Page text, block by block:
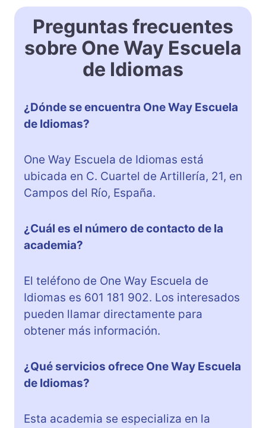
Preguntas frecuentes
sobre One Way Escuela
de Idiomas
¿Dónde se encuentra One Way Escuela
de Idiomas?
One Way Escuela de Idiomas está
ubicada en C. Cuartel de Artillería, 21, en
Campos del Río, España.
¿Cuál es el número de contacto de la
academia?
El teléfono de One Way Escuela de
Idiomas es 601 181 902. Los interesados
pueden llamar directamente para
obtener más información.
¿Qué servicios ofrece One Way Escuela
de Idiomas?
Esta academia se especializa en la